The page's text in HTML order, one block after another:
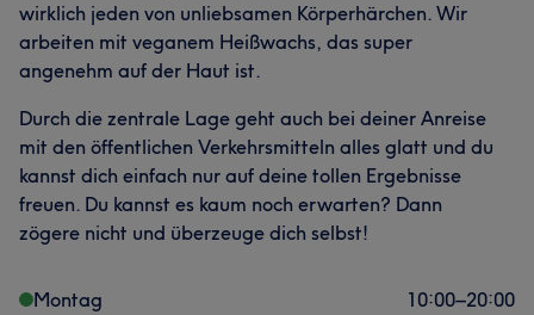
wirklich jeden von unliebsamen Körperhärchen. Wir
arbeiten mit veganem Heißwachs, das super
angenehm auf der Haut ist.
Durch die zentrale Lage geht auch bei deiner Anreise
mit den öffentlichen Verkehrsmitteln alles glatt und du
kannst dich einfach nur auf deine tollen Ergebnisse
freuen. Du kannst es kaum noch erwarten? Dann
zögere nicht und überzeuge dich selbst!
Montag 10:00–20:00